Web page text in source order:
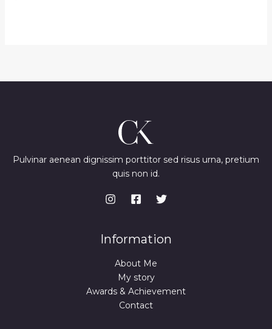
Pulvinar aenean dignissim porttitor sed risus urna, pretium
quis non id.
Information
About Me
My story
Awards & Achievement
Contact